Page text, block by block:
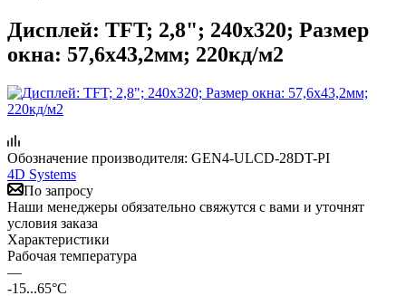
Дисплей: TFT; 2,8"; 240x320; Размер
окна: 57,6x43,2мм; 220кд/м2
Обозначение производителя: GEN4-ULCD-28DT-PI
4D Systems
По запросу
Наши менеджеры обязательно свяжутся с вами и уточнят
условия заказа
Характеристики
Рабочая температура
—
-15...65°C